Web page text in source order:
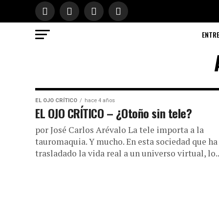
EL OJO CRÍTICO hace 4 años
EL OJO CRÍTICO – ¿Otoño sin tele?
por José Carlos Arévalo La tele importa a la
tauromaquia. Y mucho. En esta sociedad que ha
trasladado la vida real a un universo virtual,